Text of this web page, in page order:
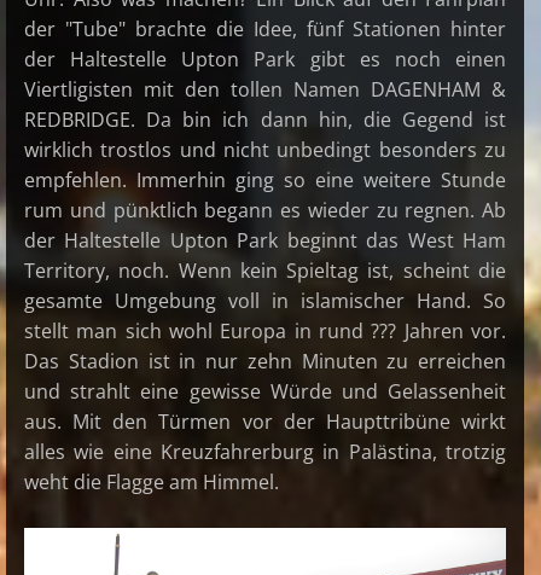
der "Tube" brachte die Idee, fünf Stationen hinter
der Haltestelle Upton Park gibt es noch einen
Viertligisten mit den tollen Namen DAGENHAM &
REDBRIDGE. Da bin ich dann hin, die Gegend ist
wirklich trostlos und nicht unbedingt besonders zu
empfehlen. Immerhin ging so eine weitere Stunde
rum und pünktlich begann es wieder zu regnen. Ab
der Haltestelle Upton Park beginnt das West Ham
Territory, noch. Wenn kein Spieltag ist, scheint die
gesamte Umgebung voll in islamischer Hand. So
stellt man sich wohl Europa in rund ??? Jahren vor.
Das Stadion ist in nur zehn Minuten zu erreichen
und strahlt eine gewisse Würde und Gelassenheit
aus. Mit den Türmen vor der Haupttribüne wirkt
alles wie eine Kreuzfahrerburg in Palästina, trotzig
weht die Flagge am Himmel.